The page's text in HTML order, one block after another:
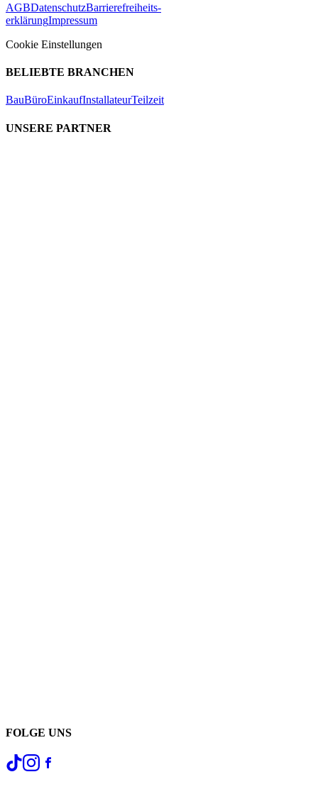
AGBDatenschutzBarrierefreiheits-
erklärungImpressum
Cookie Einstellungen
BELIEBTE BRANCHEN
BauBüroEinkaufInstallateurTeilzeit
UNSERE PARTNER
FOLGE UNS